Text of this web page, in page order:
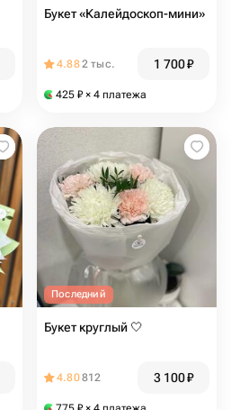
Букет «Калейдоскоп-мини»
4.882 тыс. 1 700₽
425 ₽ × 4 платежа
Последний
Букет круглый 🤍
4.80812 3 100₽